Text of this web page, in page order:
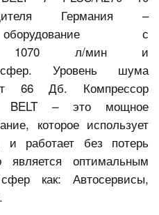
Германия –
с
1070 л/мин и
Уровень шума
66Дб. Компрессор
BELT – это мощное
которое использует
и работает без потерь
оптимальным
как: Автосервисы,